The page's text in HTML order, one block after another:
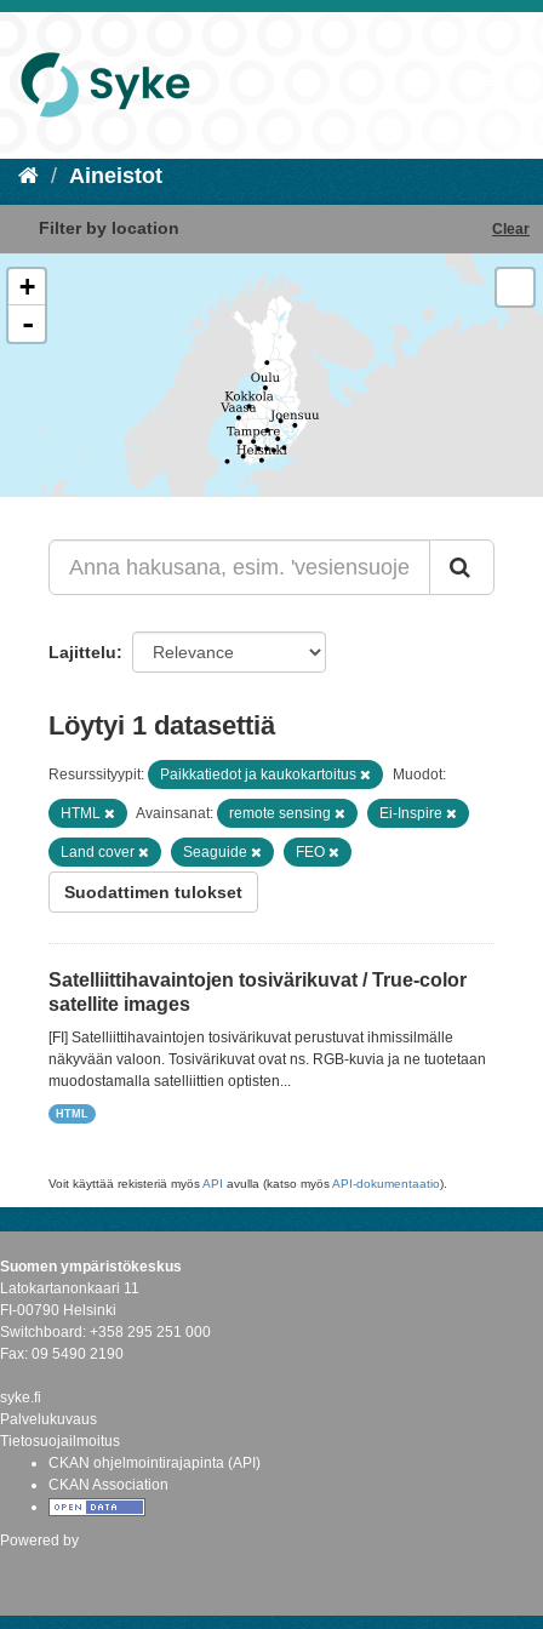
Aineistot
Filter by location Clear
+
-
Lajittelu
Löytyi 1 datasettiä
Resurssityypit: Paikkatiedot ja kaukokartoitus Muodot:
HTML Avainsanat: remote sensing Ei-Inspire
Land cover Seaguide FEO
Suodattimen tulokset
Satelliittihavaintojen tosivärikuvat / True-color
satellite images
[FI] Satelliittihavaintojen tosivärikuvat perustuvat ihmissilmälle
näkyvään valoon. Tosivärikuvat ovat ns. RGB-kuvia ja ne tuotetaan
muodostamalla satelliittien optisten...
HTML
Voit käyttää rekisteriä myösAPI avulla (katso myösAPI-dokumentaatio).
Suomen ympäristökeskus
Latokartanonkaari 11
FI-00790 Helsinki
Switchboard: +358 295 251 000
Fax: 09 5490 2190
syke.fi
Palvelukuvaus
Tietosuojailmoitus
CKAN ohjelmointirajapinta (API)
CKAN Association
Powered by